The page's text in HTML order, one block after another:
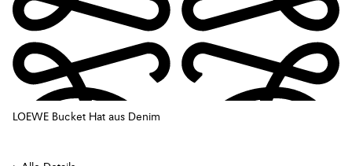
LOEWE Bucket Hat aus Denim